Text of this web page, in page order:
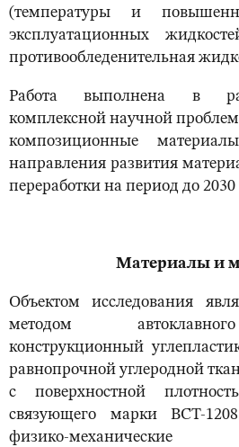
(температуры и
эксплуатационных
противообледенительная
Работа выполнена в
комплексной научной
композиционные
направления развития
переработки на период до
Материалы и
Объектом исследования
методом
конструкционный
равнопрочной углеродной
с поверхностной
связующего марки ВСТ-
физико-механические